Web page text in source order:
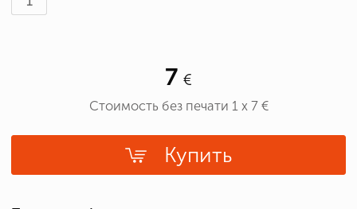
7
Купить
Стоимость без печати 1 x 7€